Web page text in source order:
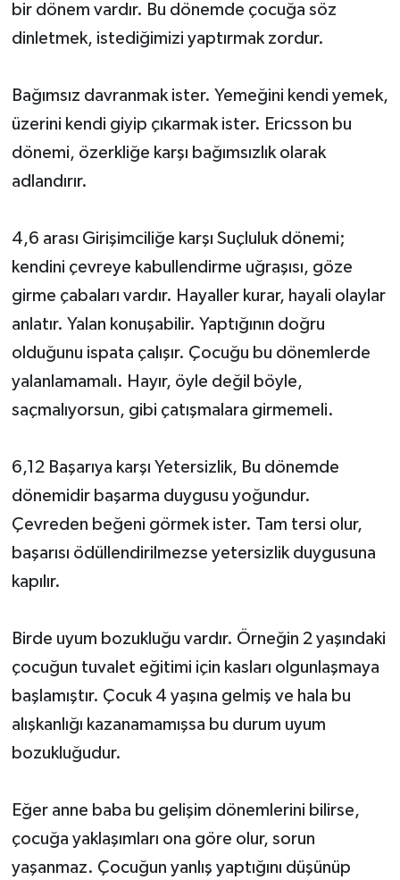
bir dönem vardır. Bu dönemde çocuğa söz
dinletmek, istediğimizi yaptırmak zordur.
Bağımsız davranmak ister. Yemeğini kendi yemek,
üzerini kendi giyip çıkarmak ister. Ericsson bu
dönemi, özerkliğe karşı bağımsızlık olarak
adlandırır.
4,6 arası Girişimciliğe karşı Suçluluk dönemi;
kendini çevreye kabullendirme uğraşısı, göze
girme çabaları vardır. Hayaller kurar, hayali olaylar
anlatır. Yalan konuşabilir. Yaptığının doğru
olduğunu ispata çalışır. Çocuğu bu dönemlerde
yalanlamamalı. Hayır, öyle değil böyle,
saçmalıyorsun, gibi çatışmalara girmemeli.
6,12 Başarıya karşı Yetersizlik, Bu dönemde
dönemidir başarma duygusu yoğundur.
Çevreden beğeni görmek ister. Tam tersi olur,
başarısı ödüllendirilmezse yetersizlik duygusuna
kapılır.
Birde uyum bozukluğu vardır. Örneğin 2 yaşındaki
çocuğun tuvalet eğitimi için kasları olgunlaşmaya
başlamıştır. Çocuk 4 yaşına gelmiş ve hala bu
alışkanlığı kazanamamışsa bu durum uyum
bozukluğudur.
Eğer anne baba bu gelişim dönemlerini bilirse,
çocuğa yaklaşımları ona göre olur, sorun
yaşanmaz. Çocuğun yanlış yaptığını düşünüp